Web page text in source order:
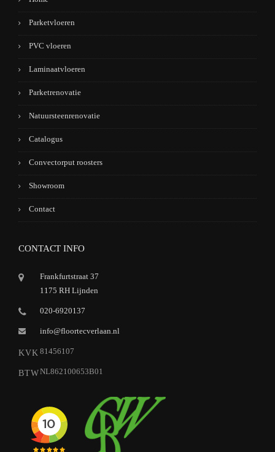
Parketvloeren
PVC vloeren
Laminaatvloeren
Parketrenovatie
Natuursteenrenovatie
Catalogus
Convectorput roosters
Showroom
Contact
CONTACT INFO
Frankfurtstraat 37
1175 RH Lijnden
020-6920137
info@floortecverlaan.nl
KVK 81456107
BTWNL862100653B01